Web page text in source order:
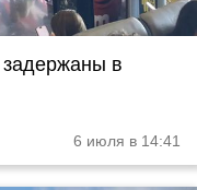
в
6 июля в 14:41